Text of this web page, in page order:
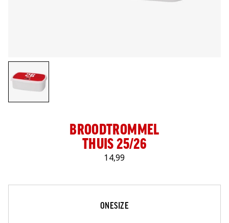
BROODTROMMEL
THUIS 25/26
14,99
Maat
ONESIZE